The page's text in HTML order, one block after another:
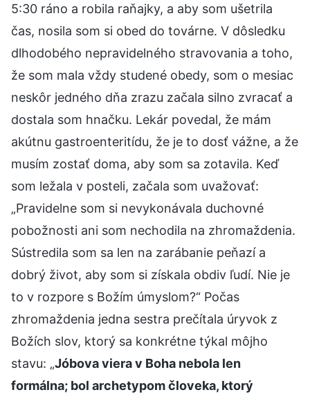
5:30 ráno a robila raňajky, a aby som ušetrila
čas, nosila som si obed do továrne. V dôsledku
dlhodobého nepravidelného stravovania a toho,
že som mala vždy studené obedy, som o mesiac
neskôr jedného dňa zrazu začala silno zvracať a
dostala som hnačku. Lekár povedal, že mám
akútnu gastroenteritídu, že je to dosť vážne, a že
musím zostať doma, aby som sa zotavila. Keď
som ležala v posteli, začala som uvažovať:
„Pravidelne som si nevykonávala duchovné
pobožnosti ani som nechodila na zhromaždenia.
Sústredila som sa len na zarábanie peňazí a
dobrý život, aby som si získala obdiv ľudí. Nie je
to v rozpore s Božím úmyslom?“ Počas
zhromaždenia jedna sestra prečítala úryvok z
Božích slov, ktorý sa konkrétne týkal môjho
stavu: „Jóbova viera v Boha nebola len
formálna; bol archetypom človeka, ktorý